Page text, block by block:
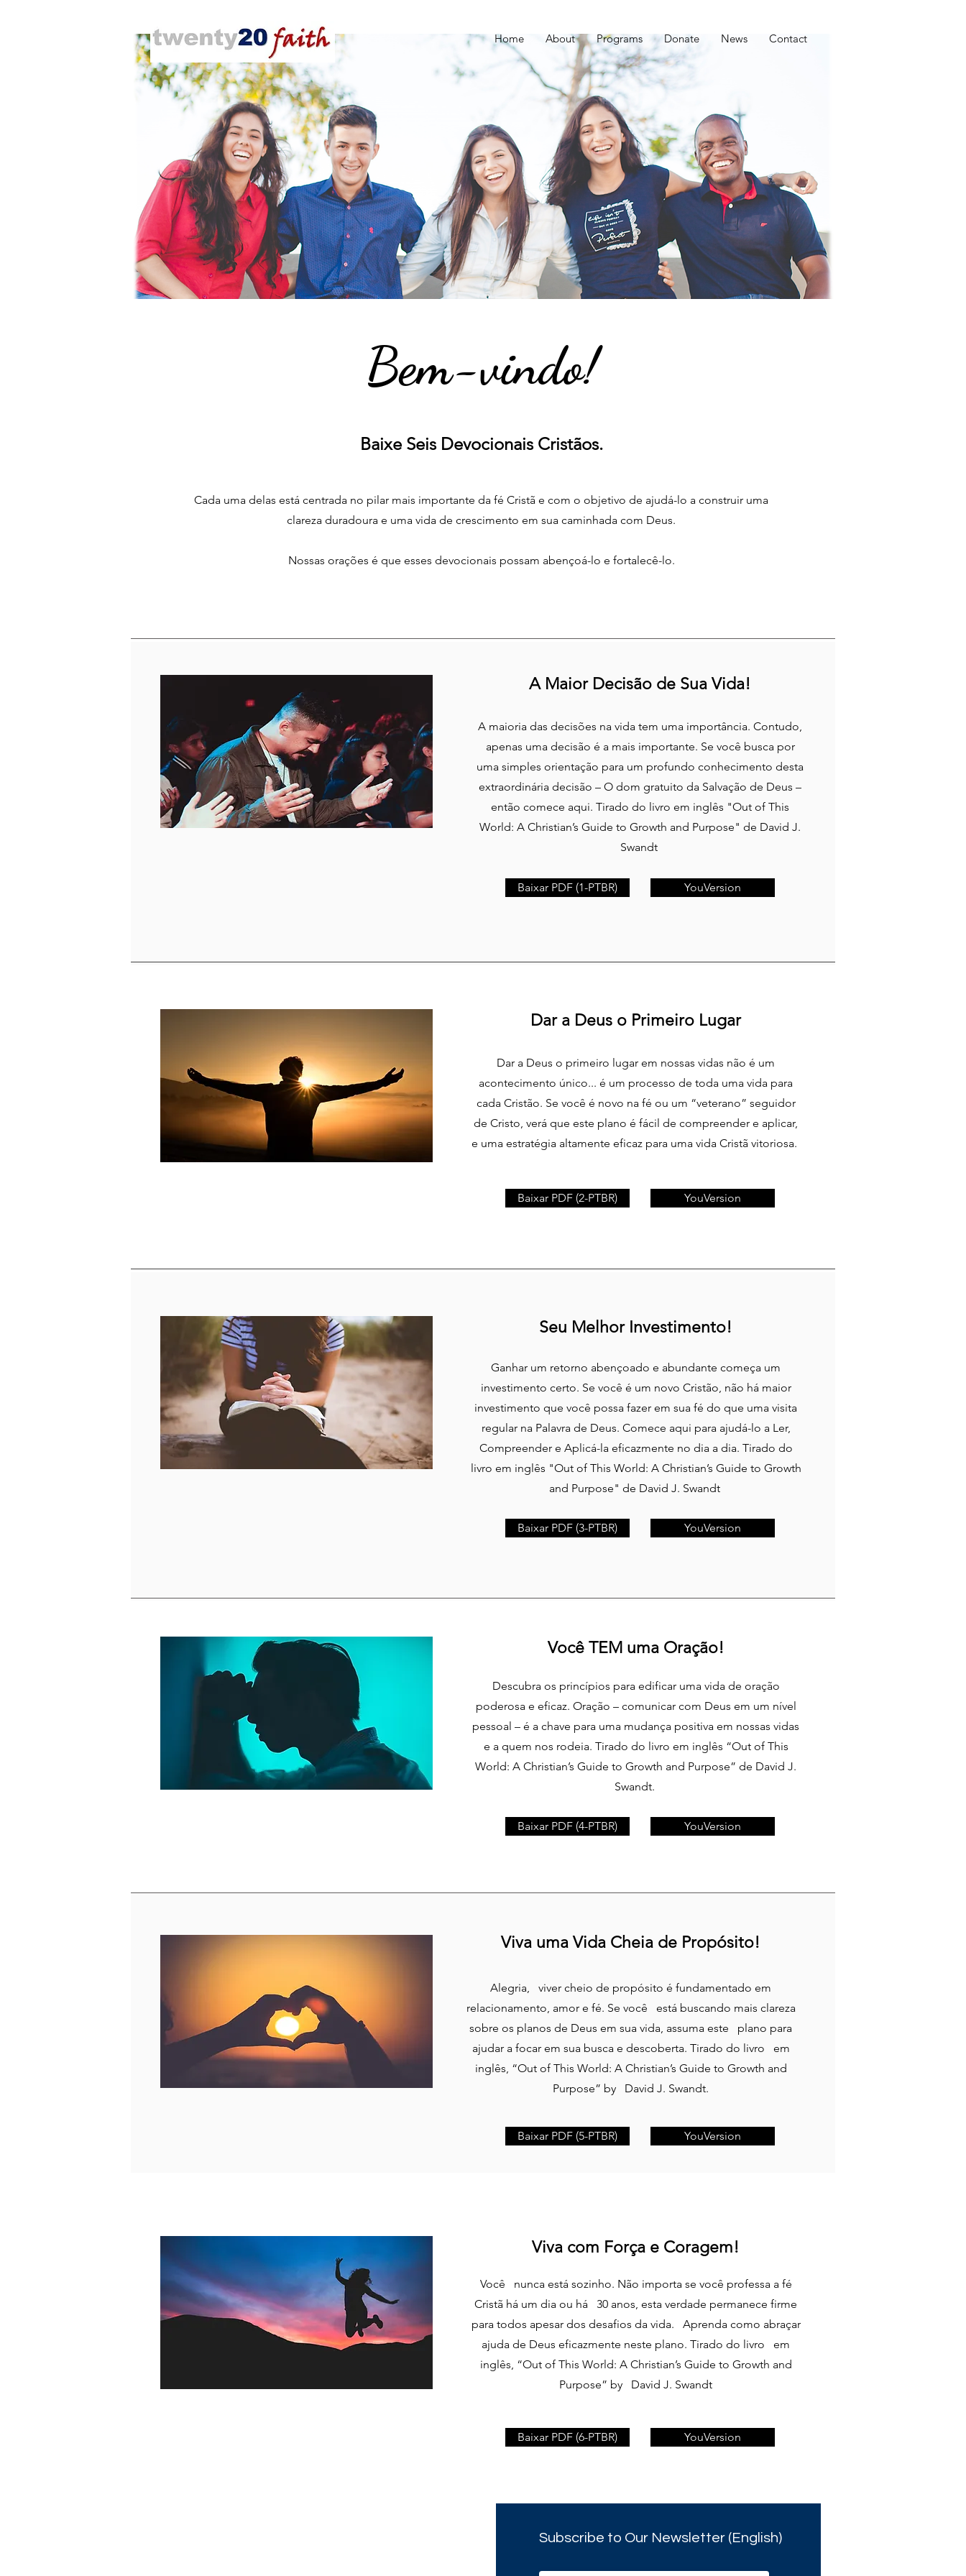
Home About Programs Donate News Contact
Bem-vindo!
Baixe Seis Devocionais Cristãos.
Cada uma delas está centrada no pilar mais importante da fé Cristã e com o objetivo de ajudá-lo a construir uma
clareza duradoura e uma vida de crescimento em sua caminhada com Deus.
Nossas orações é que esses devocionais possam abençoá-lo e fortalecê-lo.
A Maior Decisão de Sua Vida!
A maioria das decisões na vida tem uma importância. Contudo,
apenas uma decisão é a mais importante. Se você busca por
uma simples orientação para um profundo conhecimento desta
extraordinária decisão – O dom gratuito da Salvação de Deus –
então comece aqui. Tirado do livro em inglês "Out of This
World: A Christian’s Guide to Growth and Purpose" de David J.
Swandt
Baixar PDF (1-PTBR) YouVersion
Dar a Deus o Primeiro Lugar
Dar a Deus o primeiro lugar em nossas vidas não é um
acontecimento único... é um processo de toda uma vida para
cada Cristão. Se você é novo na fé ou um “veterano” seguidor
de Cristo, verá que este plano é fácil de compreender e aplicar,
e uma estratégia altamente eficaz para uma vida Cristã vitoriosa.
Baixar PDF (2-PTBR) YouVersion
Seu Melhor Investimento!
Ganhar um retorno abençoado e abundante começa um
investimento certo. Se você é um novo Cristão, não há maior
investimento que você possa fazer em sua fé do que uma visita
regular na Palavra de Deus. Comece aqui para ajudá-lo a Ler,
Compreender e Aplicá-la eficazmente no dia a dia. Tirado do
livro em inglês "Out of This World: A Christian’s Guide to Growth
and Purpose" de David J. Swandt
Baixar PDF (3-PTBR) YouVersion
Você TEM uma Oração!
Descubra os princípios para edificar uma vida de oração
poderosa e eficaz. Oração – comunicar com Deus em um nível
pessoal – é a chave para uma mudança positiva em nossas vidas
e a quem nos rodeia. Tirado do livro em inglês “Out of This
World: A Christian’s Guide to Growth and Purpose” de David J.
Swandt.
Baixar PDF (4-PTBR) YouVersion
Viva uma Vida Cheia de Propósito!
Alegria, viver cheio de propósito é fundamentado em
relacionamento, amor e fé. Se você está buscando mais clareza
sobre os planos de Deus em sua vida, assuma este plano para
ajudar a focar em sua busca e descoberta. Tirado do livro em
inglês, “Out of This World: A Christian’s Guide to Growth and
Purpose” by David J. Swandt.
Baixar PDF (5-PTBR) YouVersion
Viva com Força e Coragem!
Você nunca está sozinho. Não importa se você professa a fé
Cristã há um dia ou há 30 anos, esta verdade permanece firme
para todos apesar dos desafios da vida. Aprenda como abraçar
ajuda de Deus eficazmente neste plano. Tirado do livro em
inglês, “Out of This World: A Christian’s Guide to Growth and
Purpose” by David J. Swandt
Baixar PDF (6-PTBR) YouVersion
Subscribe to Our Newsletter (English)